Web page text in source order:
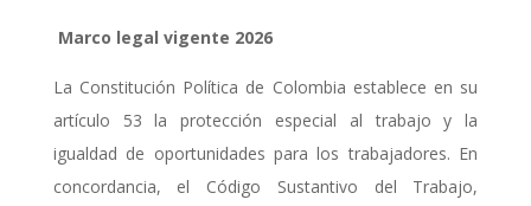
Marco legal vigente 2026
La Constitución Política de Colombia establece en su
artículo 53 la protección especial al trabajo y la
igualdad de oportunidades para los trabajadores. En
concordancia, el Código Sustantivo del Trabajo,